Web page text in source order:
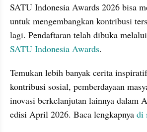
SATU Indonesia Awards 2026 bisa
untuk mengembangkan kontribusi
lagi. Pendaftaran telah dibuka melalui
SATU Indonesia Awards.
Temukan lebih banyak cerita
kontribusi sosial, pemberdayaan
inovasi berkelanjutan lainnya dalam
edisi April 2026. Baca lengkapnya di